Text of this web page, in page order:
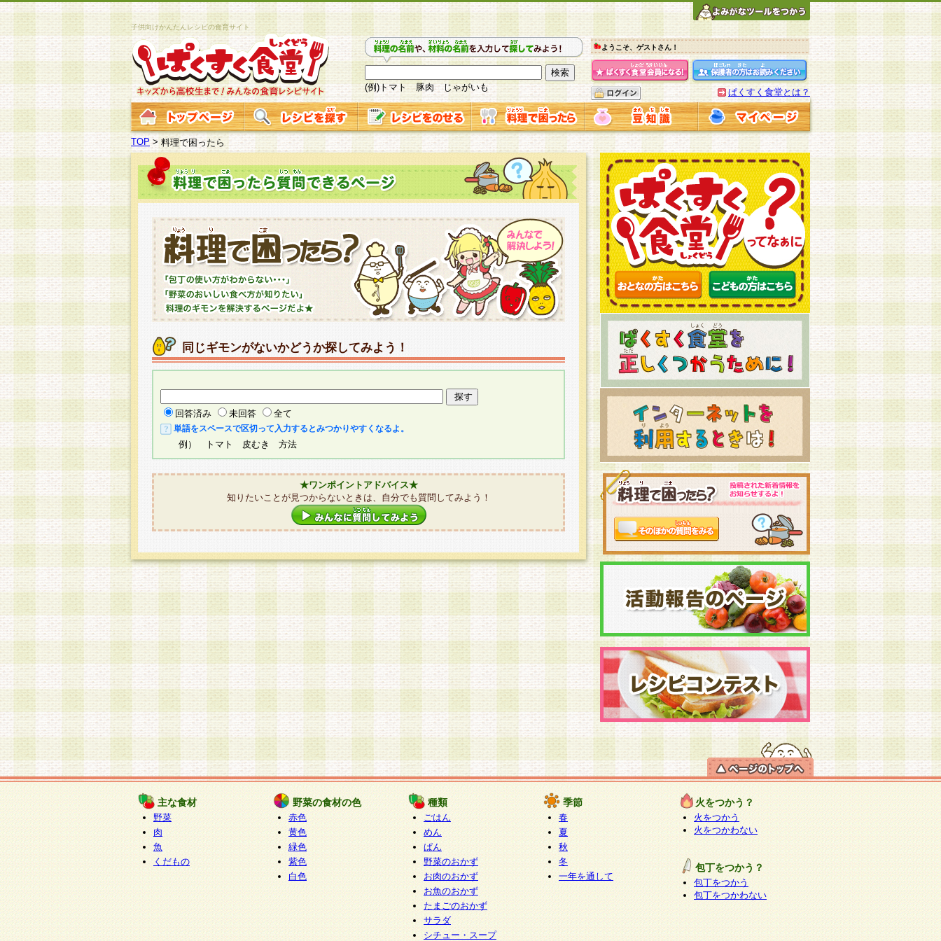
子供向けかんたんレシピの食育サイト
(例)トマト 豚肉 じゃがいも
ようこそ、ゲストさん！
ぱくすく食堂とは？
TOP > 料理で困ったら
同じギモンがないかどうか探してみよう！
回答済み 未回答 全て
単語をスペースで区切って入力するとみつかりやすくなるよ。
例） トマト 皮むき 方法
★ワンポイントアドバイス★
知りたいことが見つからないときは、自分でも質問してみよう！
主な食材
野菜
肉
魚
くだもの
野菜の食材の色
赤色
黄色
緑色
紫色
白色
種類
ごはん
めん
ぱん
野菜のおかず
お肉のおかず
お魚のおかず
たまごのおかず
サラダ
シチュー・スープ
季節
春
夏
秋
冬
一年を通して
火をつかう？
火をつかう
火をつかわない
包丁をつかう？
包丁をつかう
包丁をつかわない